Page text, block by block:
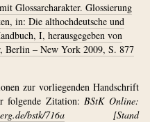
Glossarcharakter. Glossierung
in: Die althochdeutsche und
I, herausgegeben von
Berlin – New York 2009, S. 877
zur vorliegenden Handschrift
folgende Zitation:BStK Online:
bstk/716a [Stand